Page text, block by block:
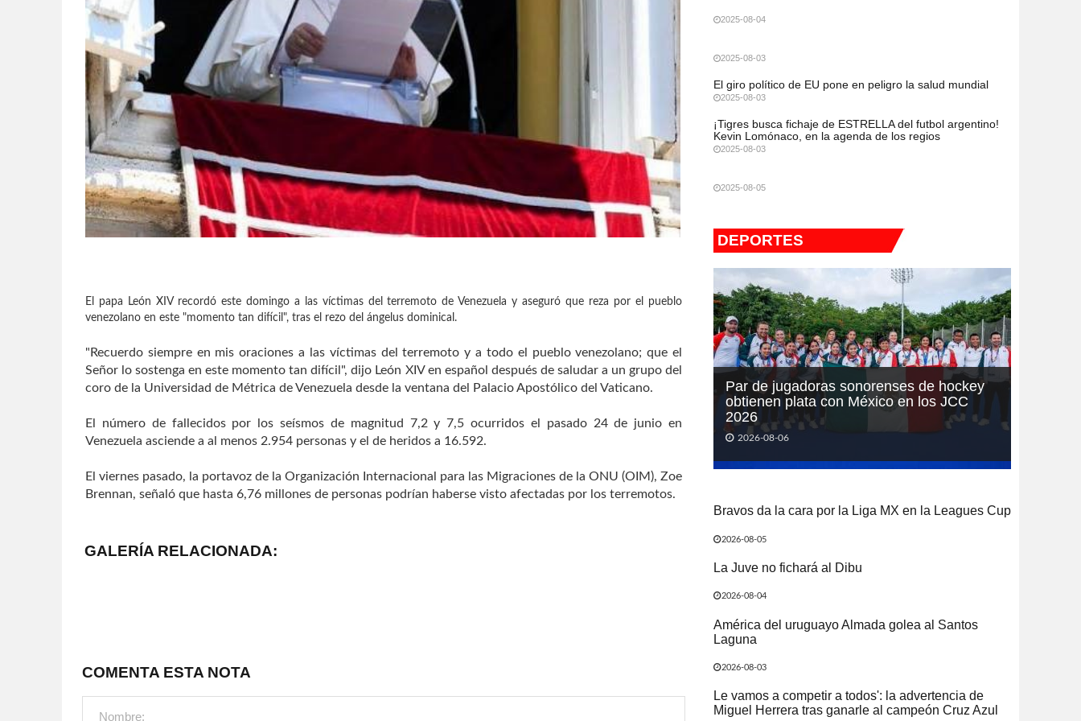
El papa León XIV recordó este domingo a las víctimas del terremoto de Venezuela y aseguró que reza por el pueblo
venezolano en este "momento tan difícil", tras el rezo del ángelus dominical.
"Recuerdo siempre en mis oraciones a las víctimas del terremoto y a todo el pueblo venezolano; que el
Señor lo sostenga en este momento tan difícil", dijo León XIV en español después de saludar a un grupo del
coro de la Universidad de Métrica de Venezuela desde la ventana del Palacio Apostólico del Vaticano.
El número de fallecidos por los seísmos de magnitud 7,2 y 7,5 ocurridos el pasado 24 de junio en
Venezuela asciende a al menos 2.954 personas y el de heridos a 16.592.
El viernes pasado, la portavoz de la Organización Internacional para las Migraciones de la ONU (OIM), Zoe
Brennan, señaló que hasta 6,76 millones de personas podrían haberse visto afectadas por los terremotos.
GALERÍA RELACIONADA:
COMENTA ESTA NOTA
2025-08-04
2025-08-03
El giro político de EU pone en peligro la salud mundial
2025-08-03
¡Tigres busca fichaje de ESTRELLA del futbol argentino!
Kevin Lomónaco, en la agenda de los regios
2025-08-03
2025-08-05
DEPORTES
Par de jugadoras sonorenses de hockey
obtienen plata con México en los JCC
2026
2026-08-06
Bravos da la cara por la Liga MX en la Leagues Cup
2026-08-05
La Juve no fichará al Dibu
2026-08-04
América del uruguayo Almada golea al Santos
Laguna
2026-08-03
Le vamos a competir a todos': la advertencia de
Miguel Herrera tras ganarle al campeón Cruz Azul